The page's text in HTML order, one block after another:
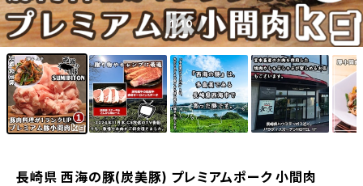
1/10
長崎県 西海の豚(炭美豚) プレミアムポーク 小間肉